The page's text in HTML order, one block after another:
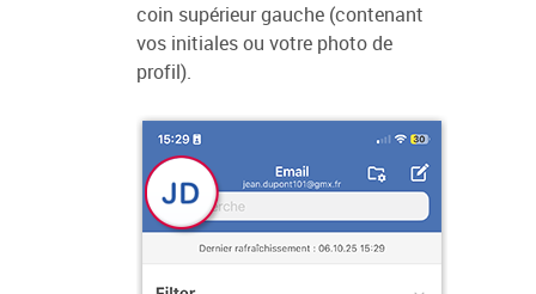
coin supérieur gauche (contenant
vos initiales ou votre photo de
profil).